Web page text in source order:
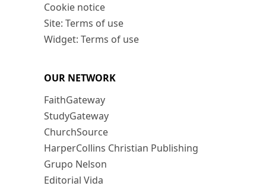
Cookie notice
Site: Terms of use
Widget: Terms of use
OUR NETWORK
FaithGateway
StudyGateway
ChurchSource
HarperCollins Christian Publishing
Grupo Nelson
Editorial Vida